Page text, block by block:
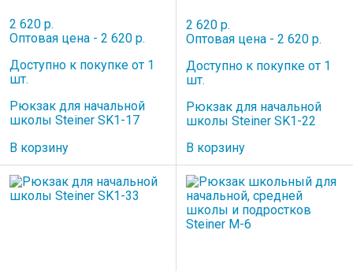
2 620 р.
Оптовая цена - 2 620 р.
Доступно к покупке от 1
шт.
Рюкзак для начальной
школы Steiner SK1-17
В корзину
2 620 р.
Оптовая цена - 2 620 р.
Доступно к покупке от 1
шт.
Рюкзак для начальной
школы Steiner SK1-22
В корзину